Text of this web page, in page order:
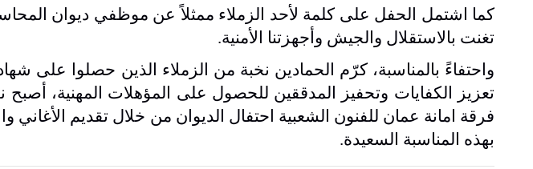
كما اشتمل الحفل على كلمة لأحد الزملاء ممثلاً عن موظفي ديوان
تغنت بالاستقلال والجيش وأجهزتنا الأمنية.
واحتفاءً بالمناسبة، كرّم الحمادين نخبة من الزملاء الذين حصلوا على
تعزيز الكفايات وتحفيز المدققين للحصول على المؤهلات المهنية،
فرقة امانة عمان للفنون الشعبية احتفال الديوان من خلال تقديم الأغاني
بهذه المناسبة السعيدة.